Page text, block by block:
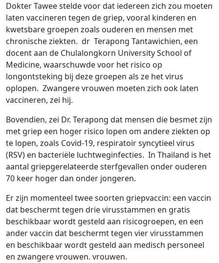
Dokter Tawee stelde voor dat iedereen zich zou moeten
laten vaccineren tegen de griep, vooral kinderen en
kwetsbare groepen zoals ouderen en mensen met
chronische ziekten. dr Terapong Tantawichien, een
docent aan de Chulalongkorn University School of
Medicine, waarschuwde voor het risico op
longontsteking bij deze groepen als ze het virus
oplopen. Zwangere vrouwen moeten zich ook laten
vaccineren, zei hij.
Bovendien, zei Dr. Terapong dat mensen die besmet zijn
met griep een hoger risico lopen om andere ziekten op
te lopen, zoals Covid-19, respiratoir syncytieel virus
(RSV) en bacteriële luchtweginfecties. In Thailand is het
aantal griepgerelateerde sterfgevallen onder ouderen
70 keer hoger dan onder jongeren.
Er zijn momenteel twee soorten griepvaccin: een vaccin
dat beschermt tegen drie virusstammen en gratis
beschikbaar wordt gesteld aan risicogroepen, en een
ander vaccin dat beschermt tegen vier virusstammen
en beschikbaar wordt gesteld aan medisch personeel
en zwangere vrouwen. vrouwen.